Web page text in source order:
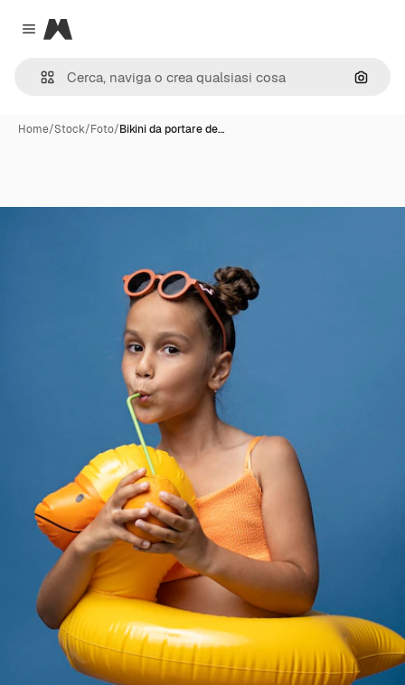
Close menu
Magnific
Cerca
Home/Stock/Foto/Bikini da portare de…